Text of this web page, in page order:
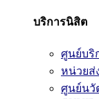
บริการนิสิต
ศูนย์บริ
หน่วยส่
ศูนย์นวั